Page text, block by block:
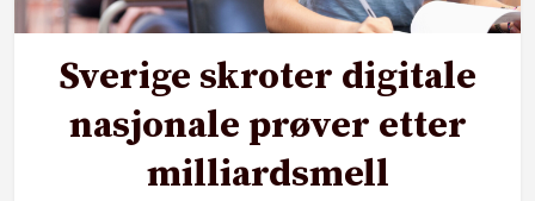
Sverige skroter digitale
nasjonale prøver etter
milliardsmell